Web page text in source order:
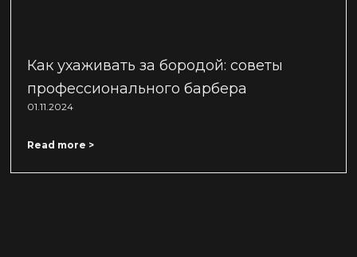
Как ухаживать за бородой: советы
профессионального барбера
01.11.2024
Read more >